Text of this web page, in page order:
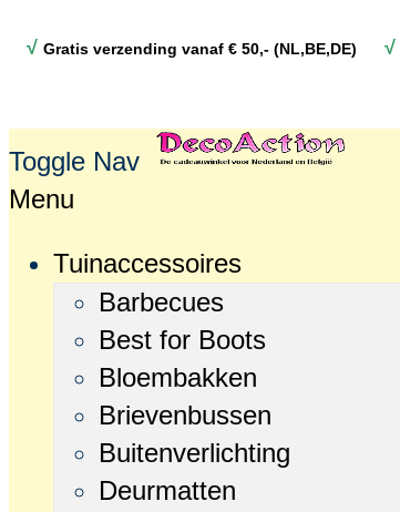
√ Gratis verzending vanaf € 50,- (NL,BE,DE) √
Toggle Nav
Menu
Tuinaccessoires
Barbecues
Best for Boots
Bloembakken
Brievenbussen
Buitenverlichting
Deurmatten